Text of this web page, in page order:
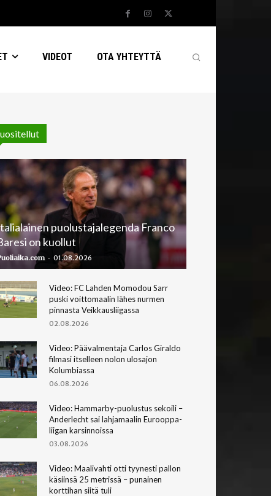
VIDEOT OTA YHTEYTTÄ
puolustajalegenda Franco
on kuollut
- 01.08.2026
Video: FC Lahden Momodou Sarr
puski voittomaalin lähes nurmen
pinnasta Veikkausliigassa
02.08.2026
Video: Päävalmentaja Carlos Giraldo
filmasi itselleen nolon ulosajon
Kolumbiassa
06.08.2026
Video: Hammarby-puolustus sekoili –
Anderlecht sai lahjamaalin Eurooppa-
liigan karsinnoissa
03.08.2026
Video: Maalivahti otti tyynesti pallon
käsiinsä 25 metrissä – punainen
korttihan siitä tuli